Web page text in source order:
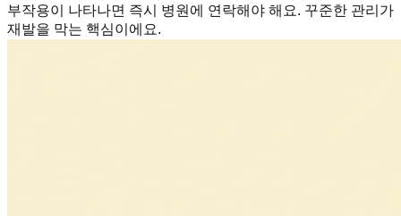
부작용이 나타나면 즉시 병원에 연락해야 해요. 꾸준한 관리가
재발을 막는 핵심이에요.